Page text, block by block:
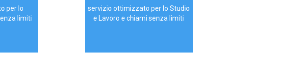
per lo
limiti
servizio ottimizzato per lo Studio
e Lavoro e chiami senza limiti